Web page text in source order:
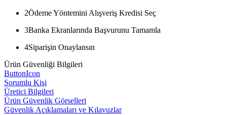
2Ödeme Yöntemini Alışveriş Kredisi Seç
3Banka Ekranlarında Başvurunu Tamamla
4Siparişin Onaylansın
Ürün Güvenliği Bilgileri
ButtonIcon
Sorumlu Kişi
Üretici Bilgileri
Ürün Güvenlik Görselleri
Güvenlik Açıklamaları ve Kılavuzlar